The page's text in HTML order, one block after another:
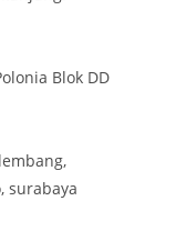
Blok DD
surabaya